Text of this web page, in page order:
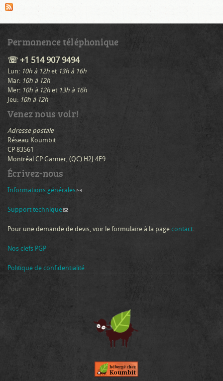
Permanence téléphonique
☏ +1 514 907 9494
Lun: 10h à 12h et 13h à 16h
Mar: 10h à 12h
Mer: 10h à 12h et 13h à 16h
Jeu: 10h à 12h
Venez nous voir!
Adresse postale
Réseau Koumbit
CP 83561
Montréal CP Garnier, (QC) H2J 4E9
Écrivez-nous
Informations générales(link sends e-mail)
Support technique(link sends e-mail)
Pour une demande de devis, voir le formulaire à la page contact.
Nos clefs PGP
Politique de confidentialité